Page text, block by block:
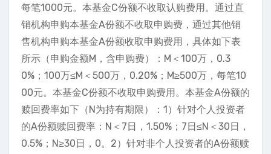
每笔1000元。本基金C份额不收取认购费用。通过直
销机构申购本基金A份额不收取申购费，通过其他销
售机构申购本基金A份额收取申购费用，具体如下表
所示（申购金额M，含申购费）：M＜100万，0.3
0%；100万≤M＜500万，0.20%；M≥500万，每笔10
00元。本基金C份额不收取申购费用。本基金A份额的
赎回费率如下（N为持有期限）：1）针对个人投资者
的A份额赎回费率：N＜7日，1.50%；7日≤N＜30日，
0.5%；N≥30日，0。2）针对非个人投资者的A份额赎